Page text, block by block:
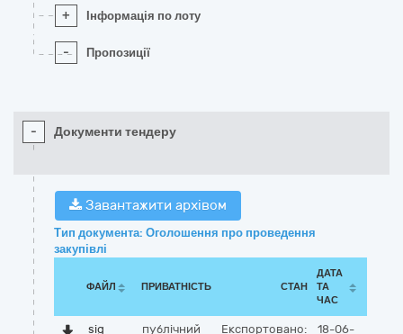
+ Інформація по лоту
- Пропозиції
- Документи тендеру
Завантажити архівом
Тип документа: Оголошення про проведення
закупівлі
ФАЙЛ ПРИВАТНІСТЬ СТАН
ДАТА
ТА
ЧАС
sig публічний Експортовано: 18-06-